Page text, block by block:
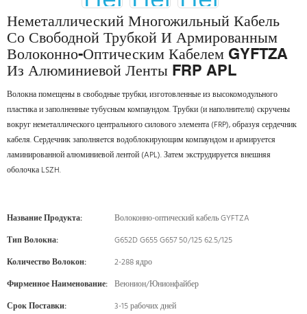
Неметаллический Многожильный Кабель
Со Свободной Трубкой И Армированным
Волоконно-Оптическим Кабелем GYFTZA
Из Алюминиевой Ленты FRP APL
Волокна помещены в свободные трубки, изготовленные из высокомодульного
пластика и заполненные тубусным компаундом. Трубки (и наполнители) скручены
вокруг неметаллического центрального силового элемента (FRP), образуя сердечник
кабеля. Сердечник заполняется водоблокирующим компаундом и армируется
ламинированной алюминиевой лентой (APL). Затем экструдируется внешняя
оболочка LSZH.
Название Продукта:
Волоконно-оптический кабель GYFTZA
Тип Волокна:
G652D G655 G657 50/125 62.5/125
Количество Волокон:
2-288 ядро
Фирменное Наименование: Веюнион/Юнионфайбер
Срок Поставки:
3-15 рабочих дней